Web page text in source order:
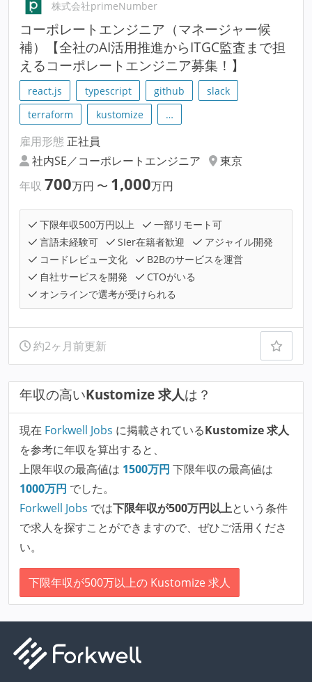
株式会社primeNumber
コーポレートエンジニア（マネージャー候
補）【全社のAI活用推進からITGC監査まで担
えるコーポレートエンジニア募集！】
react.js typescript github
slack
terraform
kustomize …
雇用形態 正社員
社内SE／コーポレートエンジニア
東京
年収 700万円 〜 1,000万円
下限年収500万円以上
一部リモート可
言語未経験可
SIer在籍者歓迎
アジャイル開発
コードレビュー文化
B2Bのサービスを運営
自社サービスを開発
CTOがいる
オンラインで選考が受けられる
約2ヶ月前更新
年収の高いKustomize 求人は？
現在 Forkwell Jobs に掲載されているKustomize 求人
を参考に年収を算出すると、
上限年収の最高値は 1500万円 下限年収の最高値は
1000万円 でした。
Forkwell Jobs では下限年収が500万円以上という条件
で求人を探すことができますので、ぜひご活用くださ
い。
下限年収が500万以上の Kustomize 求人